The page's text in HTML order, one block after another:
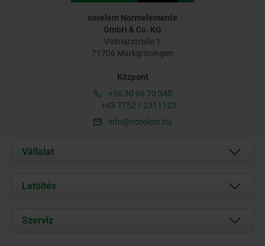
norelem Normelemente
GmbH & Co. KG
Volmarstraße 1
71706 Markgröningen
Központ
+36 30 96 70 340
+43 7752 / 2311123
info@norelem.hu
Vállalat
Rólunk
Kapcsolat
Letöltés
Documents
Szerviz